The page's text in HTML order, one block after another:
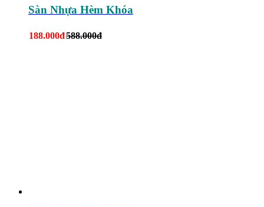
Sàn Nhựa Hèm Khóa
188.000đ588.000đ